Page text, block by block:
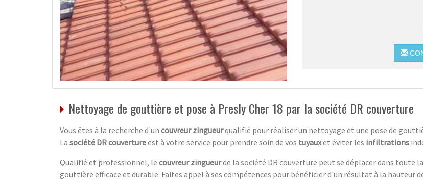
Nettoyage de gouttière et pose à Presly Cher 18 par la société DR couverture
Vous êtes à la recherche d'un couvreur zingueurqualifié pour réaliser un nettoyage et une pose de
La société DR couvertureest à votre service pour prendre soin de vos tuyauxet éviter les infiltrations
Qualifié et professionnel, le couvreur zingueurde la société DR couverture peut se déplacer dans toute
gouttière efficace et durable. Faites appel à ses compétences pour bénéficier d'un résultat à la hauteur